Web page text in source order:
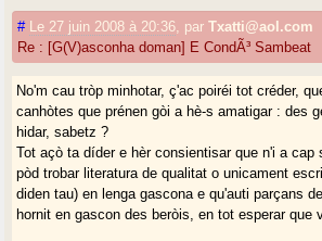
# Le 27 juin 2008 à 20:36 parTxatti@aol.com
Re : [G(V)asconha doman] E CondÃ³ Sambeat
No'm cau tròp minhotar, ç'ac poiréi tot créder,
canhòtes que prénen gòi a hè-s amatigar : des
hidar, sabetz ?
Tot açò ta díder e hèr consientisar que n'i a cap
pòd trobar literatura de qualitat o unicament
diden tau) en lenga gascona e qu'auti parçans
hornit en gascon des beròis, en tot esperar que